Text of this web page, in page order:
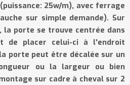
25w/m), avec ferrage
sur simple demande). Sur
la porte se trouve centrée dans
de placer celui-ci à l'endroit
porte peut être décalée sur un
ou la largeur ou bien
sur cadre à cheval sur 2